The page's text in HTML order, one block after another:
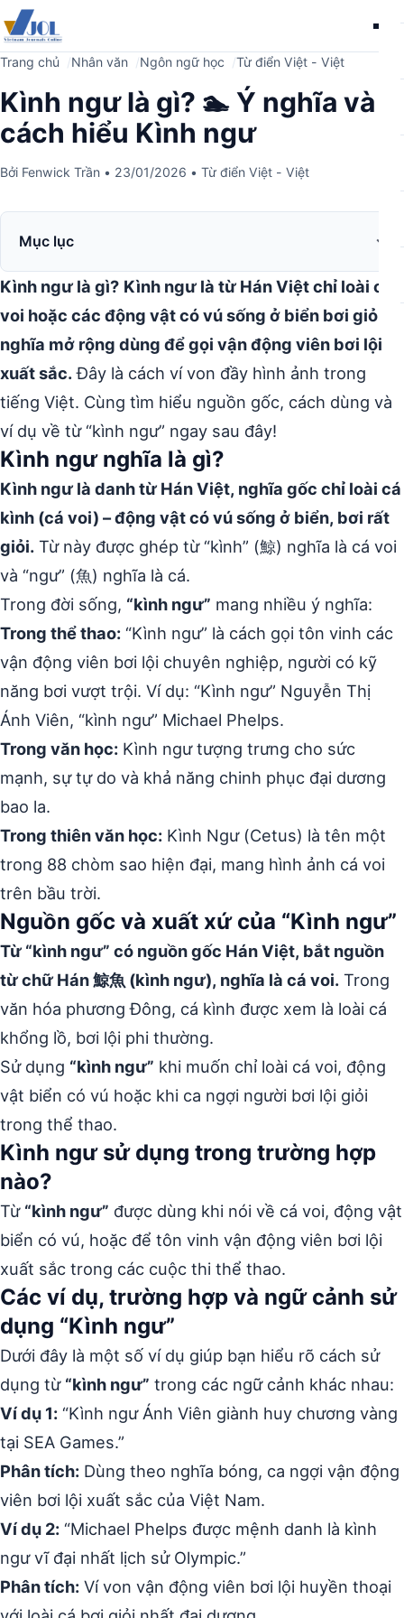
Trang chủ Nhân văn Ngôn ngữ học Từ điển Việt - Việt
Kình ngư là gì? 🏊 Ý nghĩa và
cách hiểu Kình ngư
Bởi Fenwick Trần • 23/01/2026 • Từ điển Việt - Việt
Mục lục
Kình ngư là gì? Kình ngư là từ Hán Việt chỉ loài cá
voi hoặc các động vật có vú sống ở biển bơi giỏi;
nghĩa mở rộng dùng để gọi vận động viên bơi lội
xuất sắc.Đây là cách ví von đầy hình ảnh trong
tiếng Việt. Cùng tìm hiểu nguồn gốc, cách dùng và
ví dụ về từ “kình ngư” ngay sau đây!
Kình ngư nghĩa là gì?
Kình ngư là danh từ Hán Việt, nghĩa gốc chỉ loài cá
kình (cá voi) – động vật có vú sống ở biển, bơi rất
giỏi. Từ này được ghép từ “kình” (鯨) nghĩa là cá voi
và “ngư” (魚) nghĩa là cá.
Trong đời sống, “kình ngư” mang nhiều ý nghĩa:
Trong thể thao: “Kình ngư” là cách gọi tôn vinh các
vận động viên bơi lội chuyên nghiệp, người có kỹ
năng bơi vượt trội. Ví dụ: “Kình ngư” Nguyễn Thị
Ánh Viên, “kình ngư” Michael Phelps.
Trong văn học: Kình ngư tượng trưng cho sức
mạnh, sự tự do và khả năng chinh phục đại dương
bao la.
Trong thiên văn học: Kình Ngư (Cetus) là tên một
trong 88 chòm sao hiện đại, mang hình ảnh cá voi
trên bầu trời.
Nguồn gốc và xuất xứ của “Kình ngư”
Từ “kình ngư” có nguồn gốc Hán Việt, bắt nguồn
từ chữ Hán 鯨魚 (kình ngư), nghĩa là cá voi. Trong
văn hóa phương Đông, cá kình được xem là loài cá
khổng lồ, bơi lội phi thường.
Sử dụng “kình ngư” khi muốn chỉ loài cá voi, động
vật biển có vú hoặc khi ca ngợi người bơi lội giỏi
trong thể thao.
Kình ngư sử dụng trong trường hợp
nào?
Từ “kình ngư” được dùng khi nói về cá voi, động vật
biển có vú, hoặc để tôn vinh vận động viên bơi lội
xuất sắc trong các cuộc thi thể thao.
Các ví dụ, trường hợp và ngữ cảnh sử
dụng “Kình ngư”
Dưới đây là một số ví dụ giúp bạn hiểu rõ cách sử
dụng từ “kình ngư” trong các ngữ cảnh khác nhau:
Ví dụ 1: “Kình ngư Ánh Viên giành huy chương vàng
tại SEA Games.”
Phân tích: Dùng theo nghĩa bóng, ca ngợi vận động
viên bơi lội xuất sắc của Việt Nam.
Ví dụ 2: “Michael Phelps được mệnh danh là kình
ngư vĩ đại nhất lịch sử Olympic.”
Phân tích: Ví von vận động viên bơi lội huyền thoại